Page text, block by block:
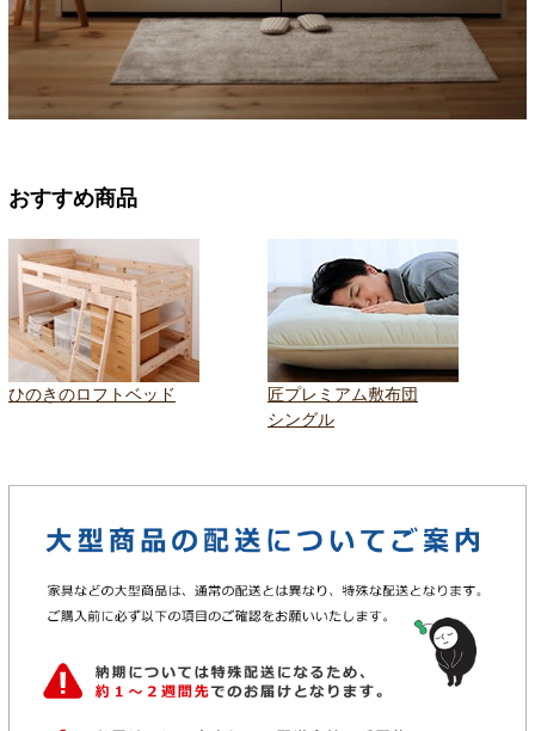
おすすめ商品
ひのきのロフトベッド
匠プレミアム敷布団
シングル